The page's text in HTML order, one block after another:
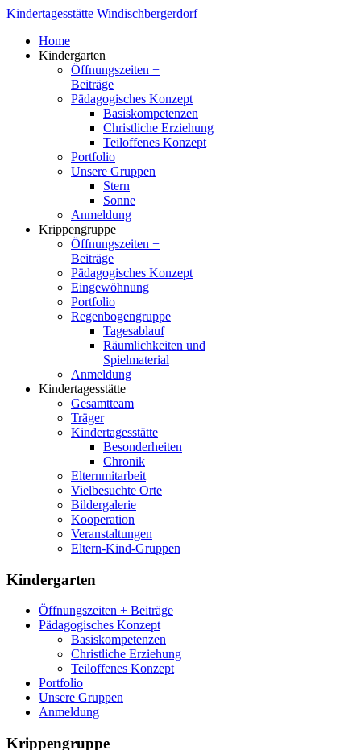
Kindertagesstätte Windischbergerdorf
Home
Kindergarten
Öffnungszeiten +
Beiträge
Pädagogisches Konzept
Basiskompetenzen
Christliche Erziehung
Teiloffenes Konzept
Portfolio
Unsere Gruppen
Stern
Sonne
Anmeldung
Krippengruppe
Öffnungszeiten +
Beiträge
Pädagogisches Konzept
Eingewöhnung
Portfolio
Regenbogengruppe
Tagesablauf
Räumlichkeiten und
Spielmaterial
Anmeldung
Kindertagesstätte
Gesamtteam
Träger
Kindertagesstätte
Besonderheiten
Chronik
Elternmitarbeit
Vielbesuchte Orte
Bildergalerie
Kooperation
Veranstaltungen
Eltern-Kind-Gruppen
Kindergarten
Öffnungszeiten + Beiträge
Pädagogisches Konzept
Basiskompetenzen
Christliche Erziehung
Teiloffenes Konzept
Portfolio
Unsere Gruppen
Anmeldung
Krippengruppe